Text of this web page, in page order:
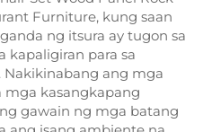
Furniture, kung saan
ng itsura ay tugon sa
para sa
ang mga
mga kasangkapang
gawain ng mga batang